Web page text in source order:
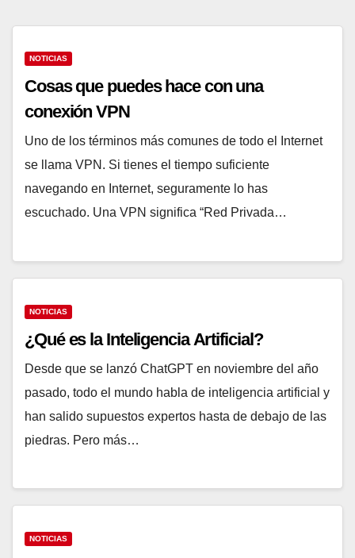
NOTICIAS
Cosas que puedes hace con una
conexión VPN
Uno de los términos más comunes de todo el
Internet se llama VPN. Si tienes el tiempo
suficiente navegando en Internet, seguramente lo
has escuchado. Una VPN significa “Red Privada…
NOTICIAS
¿Qué es la Inteligencia Artificial?
Desde que se lanzó ChatGPT en noviembre del
año pasado, todo el mundo habla de inteligencia
artificial y han salido supuestos expertos hasta de
debajo de las piedras. Pero más…
NOTICIAS